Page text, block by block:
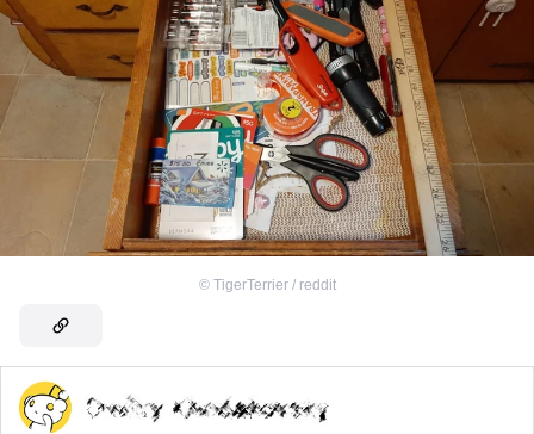
© TigerTerrier / reddit